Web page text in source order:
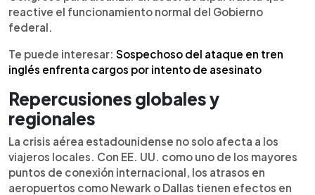
reactive el funcionamiento normal del Gobierno
federal.
Te puede interesar: Sospechoso del ataque en tren
inglés enfrenta cargos por intento de asesinato
Repercusiones globales y
regionales
La crisis aérea estadounidense no solo afecta a los
viajeros locales. Con EE. UU. como uno de los mayores
puntos de conexión internacional, los atrasos en
aeropuertos como Newark o Dallas tienen efectos en